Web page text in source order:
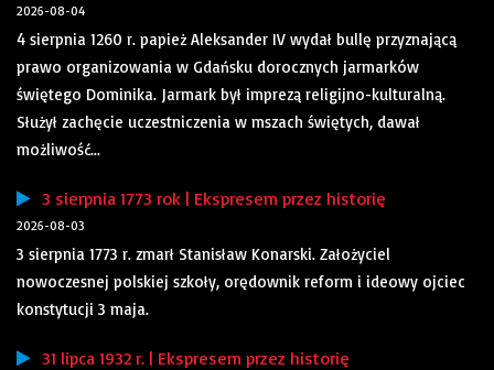
2026-08-04
4 sierpnia 1260 r. papież Aleksander IV wydał bullę przyznającą
prawo organizowania w Gdańsku dorocznych jarmarków
świętego Dominika. Jarmark był imprezą religijno-kulturalną.
Służył zachęcie uczestniczenia w mszach świętych, dawał
możliwość...
3 sierpnia 1773 rok | Ekspresem przez historię
2026-08-03
3 sierpnia 1773 r. zmarł Stanisław Konarski. Założyciel
nowoczesnej polskiej szkoły, orędownik reform i ideowy ojciec
konstytucji 3 maja.
31 lipca 1932 r. | Ekspresem przez historię